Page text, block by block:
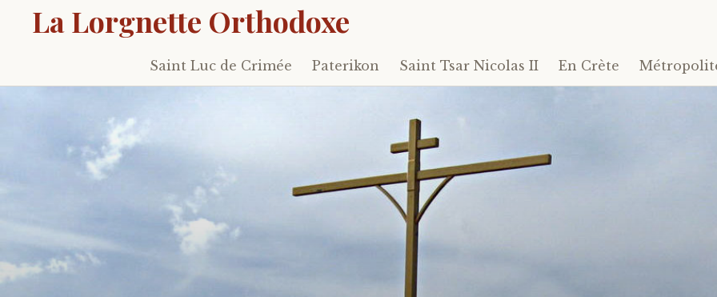
La Lorgnette Orthodoxe
Skip
to
Saint Luc de Crimée Paterikon Saint Tsar Nicolas II En Crète